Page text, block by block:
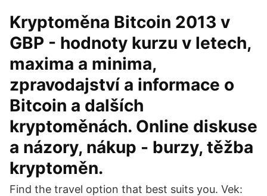
Kryptoměna Bitcoin 2013 v
GBP - hodnoty kurzu v letech,
maxima a minima,
zpravodajství a informace o
Bitcoin a dalších
kryptoměnách. Online diskuse
a názory, nákup - burzy, těžba
kryptoměn.
Find the travel option that best suits you. Vek: